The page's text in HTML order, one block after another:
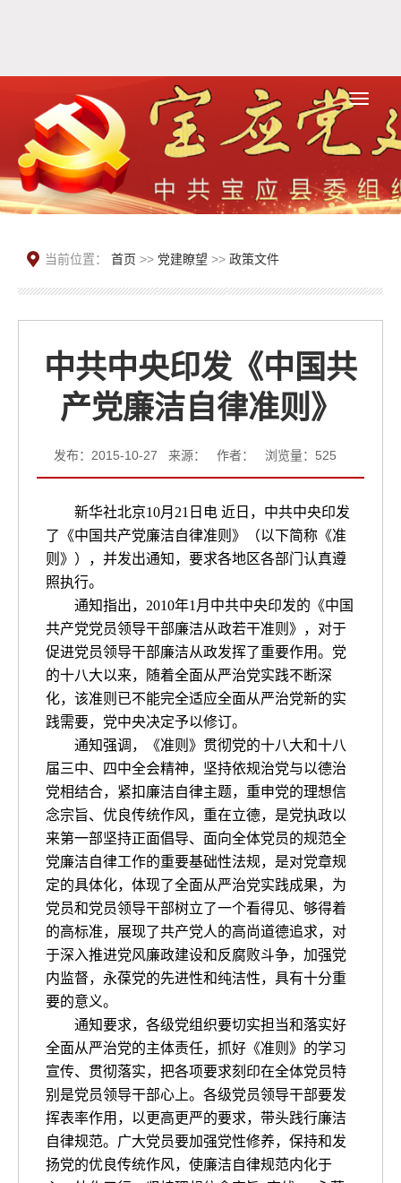
当前位置： 首页 >> 党建瞭望 >> 政策文件
中共中央印发《中国共
产党廉洁自律准则》
发布：2015-10-27 来源： 作者： 浏览量： 525
新华社北京10月21日电 近日，中共中央印发
了《中国共产党廉洁自律准则》（以下简称《准
则》），并发出通知，要求各地区各部门认真遵
照执行。
通知指出，2010年1月中共中央印发的《中国
共产党党员领导干部廉洁从政若干准则》，对于
促进党员领导干部廉洁从政发挥了重要作用。党
的十八大以来，随着全面从严治党实践不断深
化，该准则已不能完全适应全面从严治党新的实
践需要，党中央决定予以修订。
通知强调，《准则》贯彻党的十八大和十八
届三中、四中全会精神，坚持依规治党与以德治
党相结合，紧扣廉洁自律主题，重申党的理想信
念宗旨、优良传统作风，重在立德，是党执政以
来第一部坚持正面倡导、面向全体党员的规范全
党廉洁自律工作的重要基础性法规，是对党章规
定的具体化，体现了全面从严治党实践成果，为
党员和党员领导干部树立了一个看得见、够得着
的高标准，展现了共产党人的高尚道德追求，对
于深入推进党风廉政建设和反腐败斗争，加强党
内监督，永葆党的先进性和纯洁性，具有十分重
要的意义。
通知要求，各级党组织要切实担当和落实好
全面从严治党的主体责任，抓好《准则》的学习
宣传、贯彻落实，把各项要求刻印在全体党员特
别是党员领导干部心上。各级党员领导干部要发
挥表率作用，以更高更严的要求，带头践行廉洁
自律规范。广大党员要加强党性修养，保持和发
扬党的优良传统作风，使廉洁自律规范内化于